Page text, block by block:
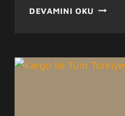
DEVAMINI OKU PROTEZ
7900
TL